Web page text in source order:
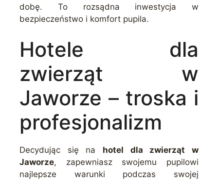
dobę. To rozsądna inwestycja w
bezpieczeństwo i komfort pupila.
Hotele dla
zwierząt w
Jaworze – troska i
profesjonalizm
Decydując się na hotel dla zwierząt w
Jaworze, zapewniasz swojemu pupilowi
najlepsze warunki podczas swojej